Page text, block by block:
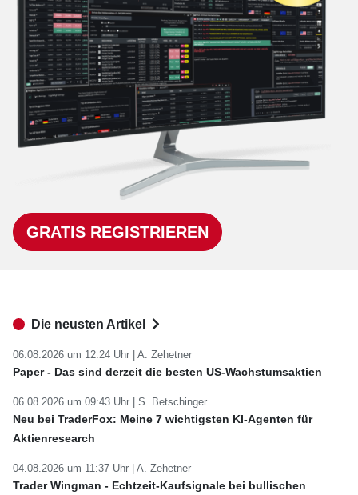
GRATIS REGISTRIEREN
Die neusten Artikel
06.08.2026 um 12:24 Uhr | A. Zehetner
Paper - Das sind derzeit die besten US-Wachstumsaktien
06.08.2026 um 09:43 Uhr | S. Betschinger
Neu bei TraderFox: Meine 7 wichtigsten KI-Agenten für
Aktienresearch
04.08.2026 um 11:37 Uhr | A. Zehetner
Trader Wingman - Echtzeit-Kaufsignale bei bullischen